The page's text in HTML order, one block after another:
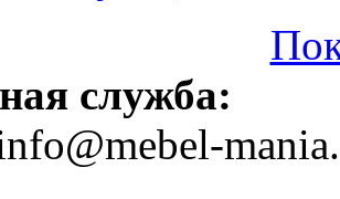
служба: